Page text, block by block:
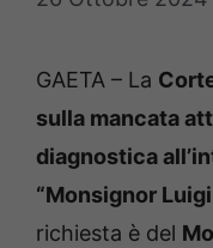
GAETA – La
sulla mancata
diagnostica
“Monsignor
richiesta è del